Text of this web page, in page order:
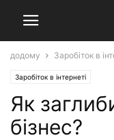
додому Заробіток в
Заробіток в інтернеті
Як
бізнес?